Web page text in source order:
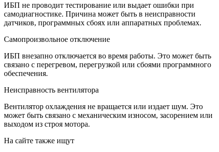
ИБП не проводит тестирование или выдает ошибки при
самодиагностике. Причина может быть в неисправности
датчиков, программных сбоях или аппаратных проблемах.
Самопроизвольное отключение
ИБП внезапно отключается во время работы. Это может быть
связано с перегревом, перегрузкой или сбоями программного
обеспечения.
Неисправность вентилятора
Вентилятор охлаждения не вращается или издает шум. Это
может быть связано с механическим износом, засорением или
выходом из строя мотора.
На сайте также ищут